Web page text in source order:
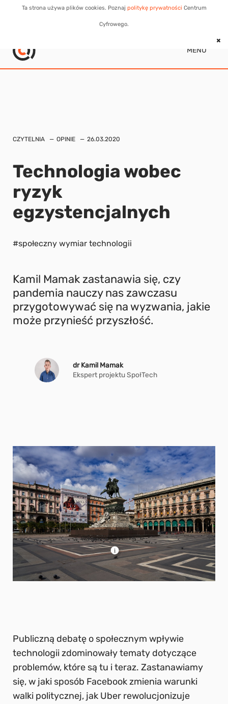
Ta strona używa plików cookies. Poznaj politykę prywatności Centrum
Cyfrowego.
MENU
CZYTELNIA OPINIE 26.03.2020
Technologia wobec
ryzyk
egzystencjalnych
#społeczny wymiar technologii
Kamil Mamak zastanawia się, czy
pandemia nauczy nas zawczasu
przygotowywać się na wyzwania, jakie
może przynieść przyszłość.
dr Kamil Mamak
Ekspert projektu SpołTech
Publiczną debatę o społecznym wpływie
technologii zdominowały tematy dotyczące
problemów, które są tu i teraz. Zastanawiamy
się, w jaki sposób Facebook zmienia warunki
walki politycznej, jak Uber rewolucjonizuje